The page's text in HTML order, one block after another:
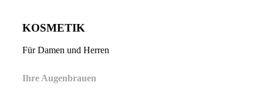
KOSMETIK
Für Damen und Herren
Ihre Augenbrauen